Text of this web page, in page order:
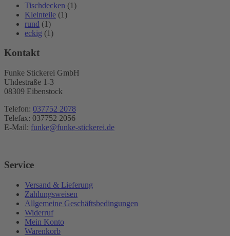
Tischdecken (1)
Kleinteile (1)
rund (1)
eckig (1)
Kontakt
Funke Stickerei GmbH
Uhdestraße 1-3
08309 Eibenstock
Telefon: 037752 2078
Telefax: 037752 2056
E-Mail: funke@funke-stickerei.de
Service
Versand & Lieferung
Zahlungsweisen
Allgemeine Geschäftsbedingungen
Widerruf
Mein Konto
Warenkorb